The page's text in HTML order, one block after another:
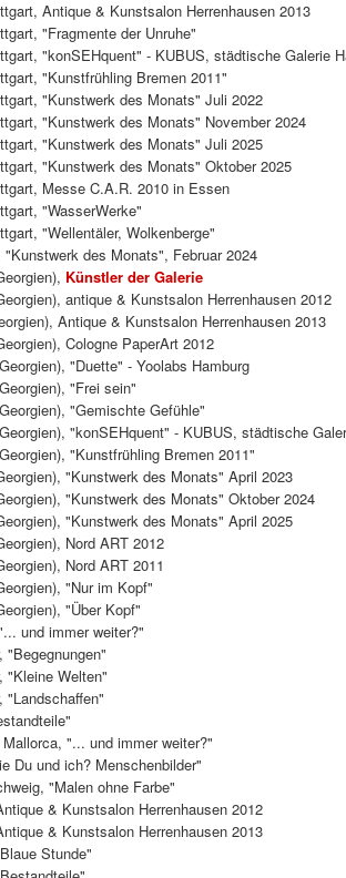
Antique & Kunstsalon Herrenhausen 2013
"Fragmente der Unruhe"
"konSEHquent" - KUBUS, städtische Galerie
"Kunstfrühling Bremen 2011"
"Kunstwerk des Monats" Juli 2022
"Kunstwerk des Monats" November 2024
"Kunstwerk des Monats" Juli 2025
"Kunstwerk des Monats" Oktober 2025
Messe C.A.R. 2010 in Essen
"WasserWerke"
"Wellentäler, Wolkenberge"
"Kunstwerk des Monats", Februar 2024
Künstler der Galerie
antique & Kunstsalon Herrenhausen 2012
Antique & Kunstsalon Herrenhausen 2013
Cologne PaperArt 2012
"Duette" - Yoolabs Hamburg
"Frei sein"
"Gemischte Gefühle"
"konSEHquent" - KUBUS, städtische
"Kunstfrühling Bremen 2011"
"Kunstwerk des Monats" April 2023
"Kunstwerk des Monats" Oktober 2024
"Kunstwerk des Monats" April 2025
Nord ART 2012
Nord ART 2011
"Nur im Kopf"
"Über Kopf"
und immer weiter?"
"Begegnungen"
"Kleine Welten"
"Landschaffen"
"... und immer weiter?"
Du und ich? Menschenbilder"
"Malen ohne Farbe"
& Kunstsalon Herrenhausen 2012
& Kunstsalon Herrenhausen 2013
Stunde"